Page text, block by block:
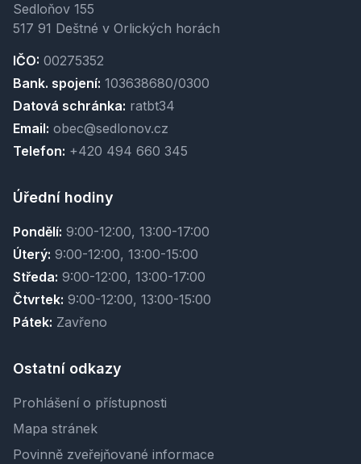
Sedloňov 155
517 91 Deštné v Orlických horách
IČO: 00275352
Bank. spojení: 103638680/0300
Datová schránka: ratbt34
Email: obec@sedlonov.cz
Telefon: +420 494 660 345
Úřední hodiny
Pondělí: 9:00-12:00, 13:00-17:00
Úterý: 9:00-12:00, 13:00-15:00
Středa: 9:00-12:00, 13:00-17:00
Čtvrtek: 9:00-12:00, 13:00-15:00
Pátek: Zavřeno
Ostatní odkazy
Prohlášení o přístupnosti
Mapa stránek
Povinně zveřejňované informace